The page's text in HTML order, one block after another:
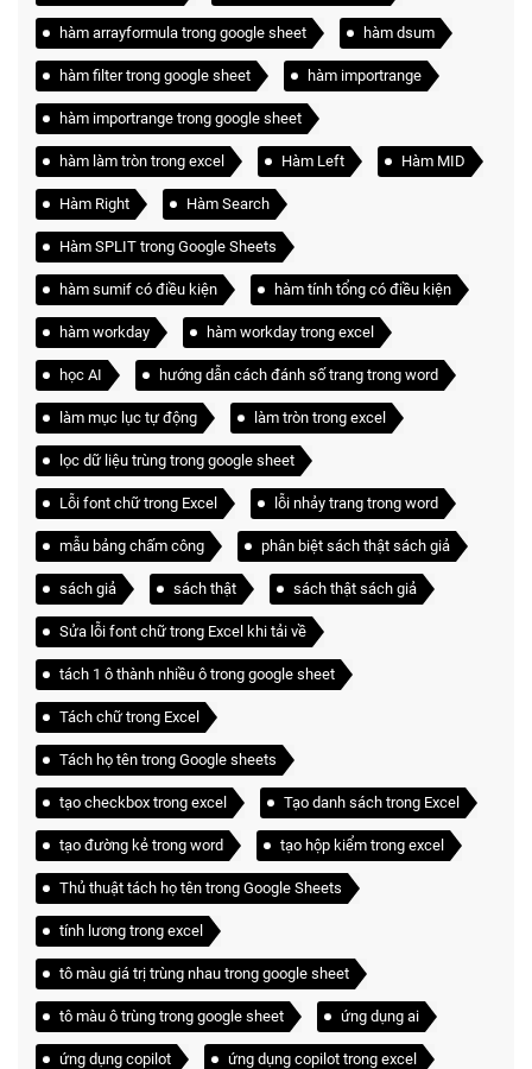
hàm arrayformula trong google sheet hàm dsum
hàm filter trong google sheet hàm importrange
hàm importrange trong google sheet
hàm làm tròn trong excel Hàm Left Hàm MID
Hàm Right Hàm Search
Hàm SPLIT trong Google Sheets
hàm sumif có điều kiện hàm tính tổng có điều kiện
hàm workday hàm workday trong excel
học AI hướng dẫn cách đánh số trang trong word
làm mục lục tự động làm tròn trong excel
lọc dữ liệu trùng trong google sheet
Lỗi font chữ trong Excel lỗi nhảy trang trong word
mẫu bảng chấm công phân biệt sách thật sách giả
sách giả sách thật sách thật sách giả
Sửa lỗi font chữ trong Excel khi tải về
tách 1 ô thành nhiều ô trong google sheet
Tách chữ trong Excel
Tách họ tên trong Google sheets
tạo checkbox trong excel Tạo danh sách trong Excel
tạo đường kẻ trong word tạo hộp kiểm trong excel
Thủ thuật tách họ tên trong Google Sheets
tính lương trong excel
tô màu giá trị trùng nhau trong google sheet
tô màu ô trùng trong google sheet ứng dụng ai
ứng dụng copilot ứng dụng copilot trong excel